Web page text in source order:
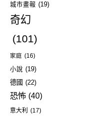
城市畫報 (19)
奇幻
(101)
家庭 (16)
小說 (19)
德國 (22)
恐怖 (40)
意大利 (17)